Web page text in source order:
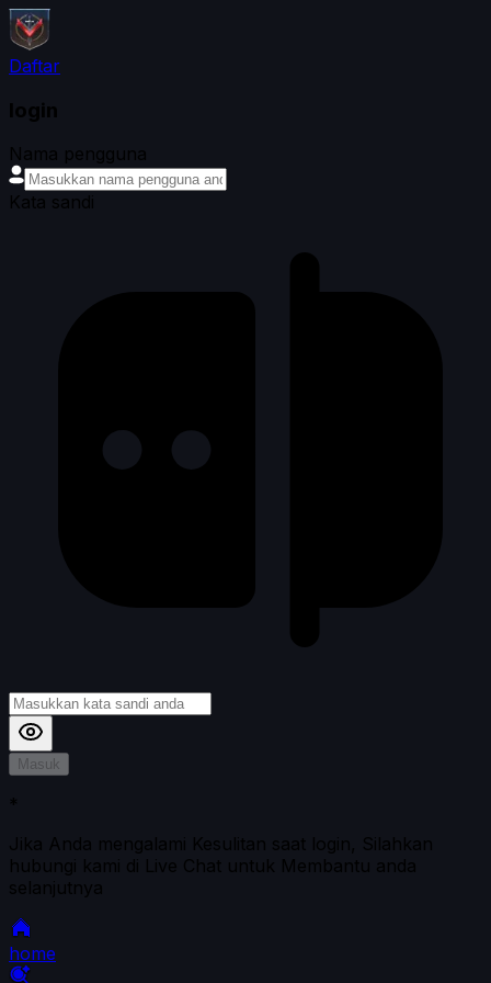
Daftar
login
Nama pengguna
Kata sandi
Masuk
*
Jika Anda mengalami Kesulitan saat login, Silahkan
hubungi kami di Live Chat untuk Membantu anda
selanjutnya
home